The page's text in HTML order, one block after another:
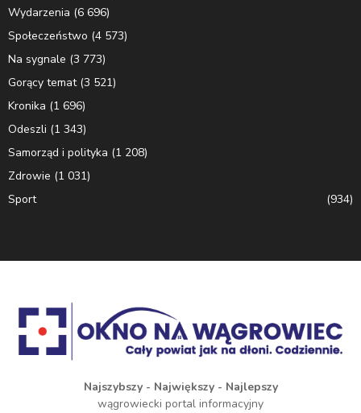
Wydarzenia (6 696)
Społeczeństwo (4 573)
Na sygnale (3 773)
Gorący temat(3 521)
Kronika (1 696)
Odeszli (1 343)
Samorząd i polityka (1 208)
Zdrowie (1 031)
Sport
(934)
Najszybszy - Największy - Najlepszy
wągrowiecki portal informacyjny